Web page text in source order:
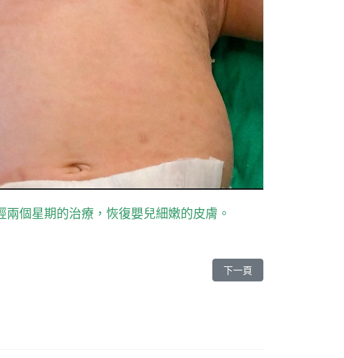
個星期的治療，恢復嬰兒細嫩的皮膚。
下一篇文章: 皮膚科拯救「
下一頁